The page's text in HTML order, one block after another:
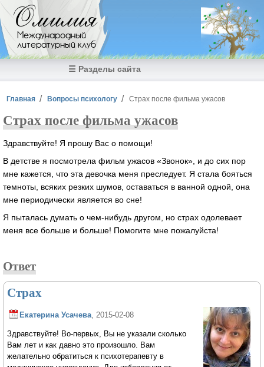
Перейти к основному содержанию
Омилия
Международный
литературный клуб
☰ Разделы сайта
Вы здесь
Главная Вопросы психологу Страх после фильма ужасов
Страх после фильма ужасов
Здравствуйте! Я прошу Вас о помощи!
В детстве я посмотрела фильм ужасов «Звонок», и до сих пор
мне кажется, что эта девочка меня преследует. Я стала бояться
темноты, всяких резких шумов, оставаться в ванной одной, она
мне периодически является во сне!
Я пыталась думать о чем-нибудь другом, но страх одолевает
меня все больше и больше! Помогите мне пожалуйста!
Ответ
Страх
Екатерина Усачева , 2015-02-08
Здравствуйте! Во-первых, Вы не указали сколько
Вам лет и как давно это произошло. Вам
желательно обратиться к психотерапевту в